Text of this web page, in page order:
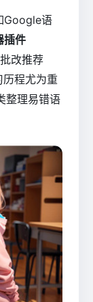
Google语
插件
改推荐
程尤为重
整理易错语